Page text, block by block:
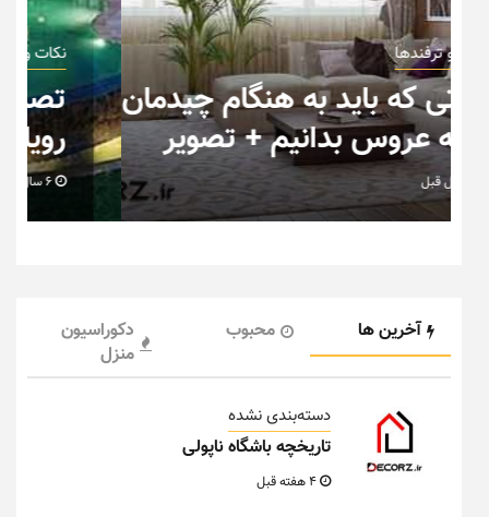
نکات و ترفندها
تصاویر جدید از خانه های
رویایی خاص و متفاوت
آخرین ها محبوب
دکوراسیون
منزل
دسته‌بندی نشده
تاریخچه باشگاه ناپولی